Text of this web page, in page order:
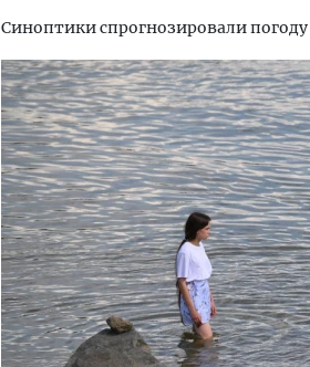
Синоптики спрогнозировали